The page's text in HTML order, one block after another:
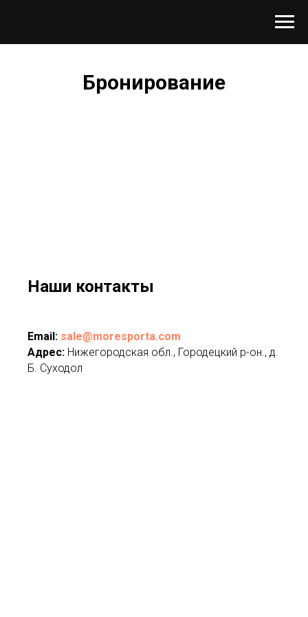
Бронирование
Наши контакты
Email: sale@moresporta.com
Адрес: Нижегородская обл., Городецкий р-он., д.
Б. Суходол